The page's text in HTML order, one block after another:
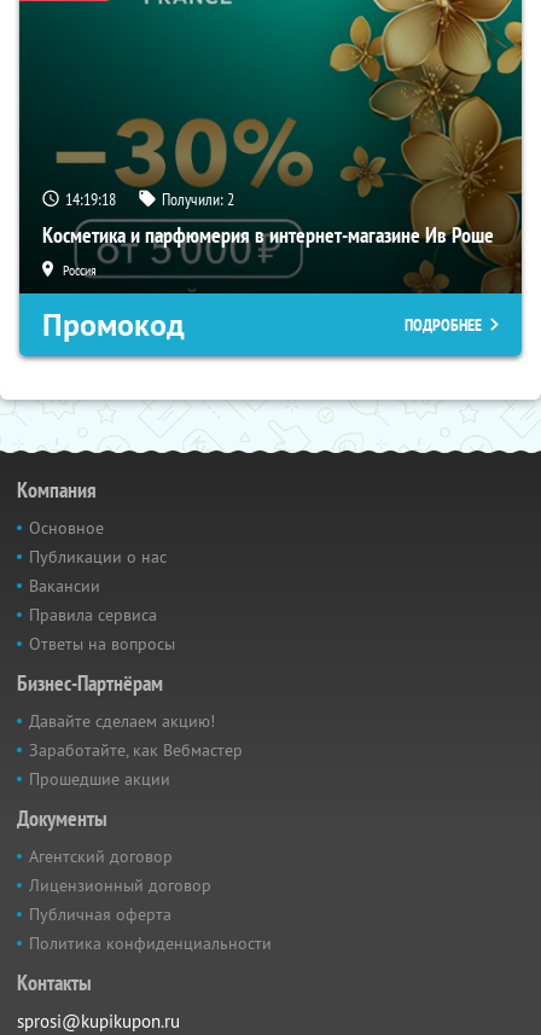
14:19:17 Получили:2
Косметика и парфюмерия в интернет-магазине Ив Роше
Россия
Промокод ПОДРОБНЕЕ
Компания
Основное
Публикации о нас
Вакансии
Правила сервиса
Ответы на вопросы
Бизнес-Партнёрам
Давайте сделаем акцию!
Заработайте, как Вебмастер
Прошедшие акции
Документы
Агентский договор
Лицензионный договор
Публичная оферта
Политика конфиденциальности
Контакты
sprosi@kupikupon.ru